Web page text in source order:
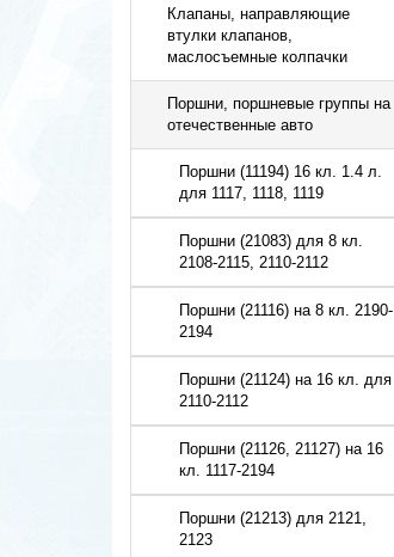
Клапаны, направляющие
втулки клапанов,
маслосъемные колпачки
Поршни, поршневые группы на
отечественные авто
Поршни (11194) 16 кл. 1.4 л.
для 1117, 1118, 1119
Поршни (21083) для 8 кл.
2108-2115, 2110-2112
Поршни (21116) на 8 кл. 2190-
2194
Поршни (21124) на 16 кл. для
2110-2112
Поршни (21126, 21127) на 16
кл. 1117-2194
Поршни (21213) для 2121,
2123